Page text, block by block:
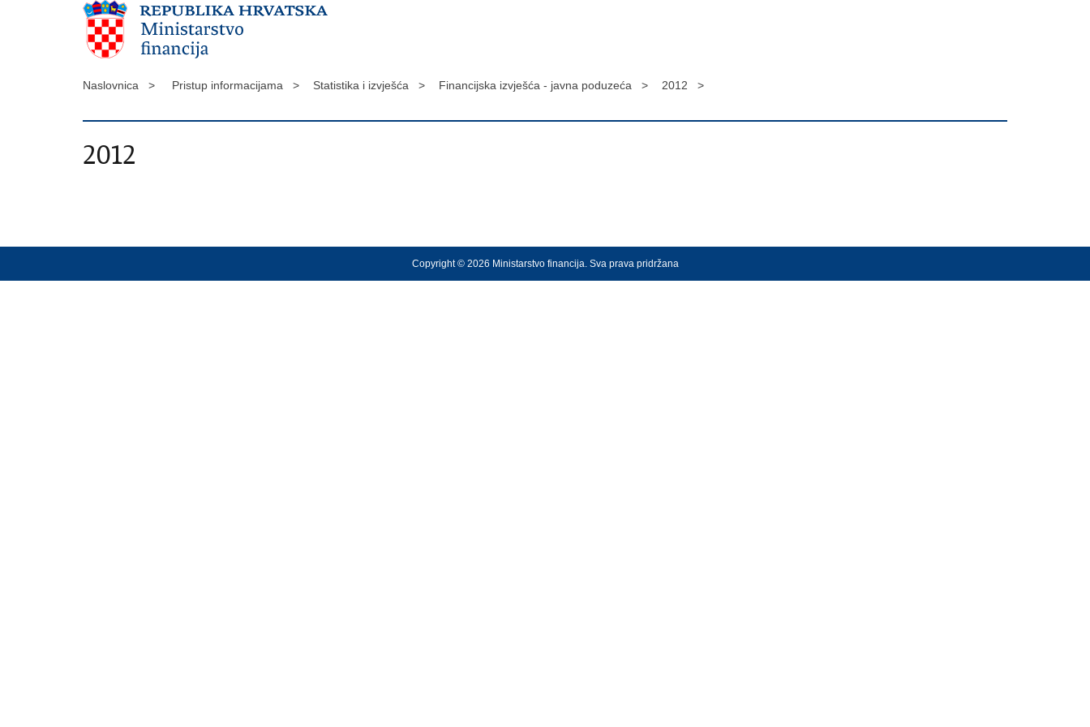
Naslovnica > Pristup informacijama > Statistika i izvješća > Financijska izvješća - javna poduzeća > 2012 >
2012
Copyright © 2026 Ministarstvo financija. Sva prava pridržana